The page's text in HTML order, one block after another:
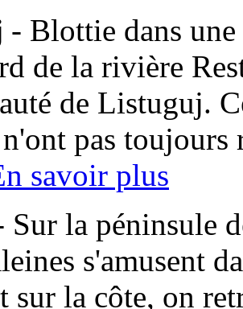
- Blottie dans une
de la rivière
de Listuguj.
pas toujours
savoir plus
Sur la péninsule
s'amusent
sur la côte, on